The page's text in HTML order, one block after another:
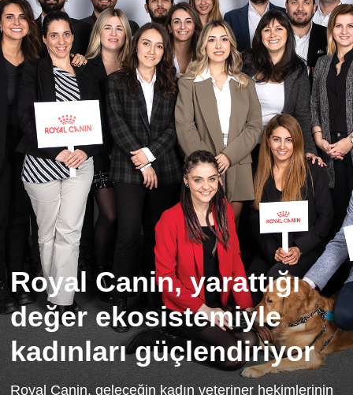
Royal Canin, yarattığı
değer ekosistemiyle
kadınları güçlendiriyor
Royal Canin, geleceğin kadın veteriner hekimlerinin